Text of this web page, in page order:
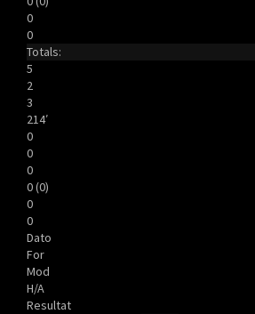
0
0
Totals:
5
2
3
214′
0
0
0
0 (0)
0
0
Dato
For
Mod
H/A
Resultat